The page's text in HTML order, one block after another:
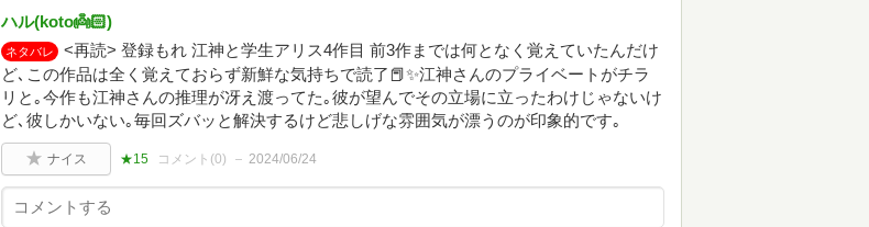
ハル(koto👼🏻‎)
ネタバレ
<再読> 登録もれ 江神と学生アリス4作目 前3作までは何となく覚えていたんだけ
ど､この作品は全く覚えておらず新鮮な気持ちで読了📕✨江神さんのプライベートがチラ
リと｡今作も江神さんの推理が冴え渡ってた｡彼が望んでその立場に立ったわけじゃないけ
ど､彼しかいない｡毎回ズバッと解決するけど悲しげな雰囲気が漂うのが印象的です｡
ナイス ★15 コメント(0) 2024/06/24